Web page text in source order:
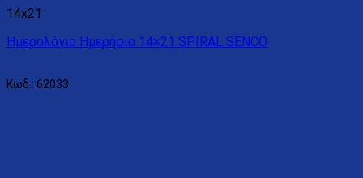
14x21
Ημερολόγιο Ημερήσιο 14×21 SPIRAL SENCO
Κωδ.: 62033